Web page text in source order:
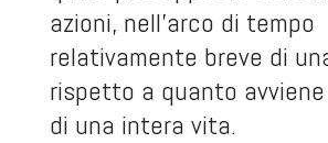
azioni, nell’arco di tempo
relativamente breve di
rispetto a quanto avviene
di una intera vita.